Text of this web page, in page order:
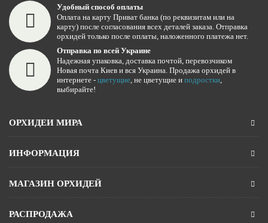
Удобный способ оплаты
Оплата на карту Приват банка (по реквизитам или на
карту) после согласования всех деталей заказа. Отправка
орхидей только после оплаты, наложенного платежа нет.
Отправка по всей Украине
Надежная упаковка, доставка почтой, перевозчиком
Новая почта Киев и вся Украина. Продажа орхидей в
интернете - цветущие, не цветущие и подростки,
выбирайте!
ОРХИДЕИ МИРА
ИНФОРМАЦИЯ
МАГАЗИН ОРХИДЕЙ
РАСПРОДАЖА